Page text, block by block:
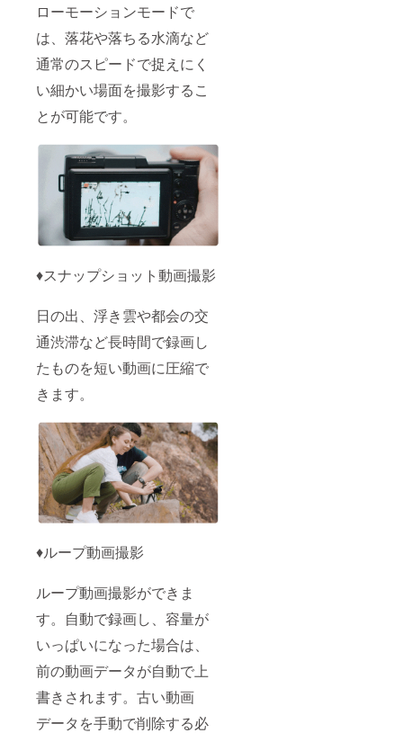
ローモーションモードで
は、落花や落ちる水滴など
通常のスピードで捉えにく
い細かい場面を撮影するこ
とが可能です。
♦スナップショット動画撮影
日の出、浮き雲や都会の交
通渋滞など長時間で録画し
たものを短い動画に圧縮で
きます。
♦ループ動画撮影
ループ動画撮影ができま
す。自動で録画し、容量が
いっぱいになった場合は、
前の動画データが自動で上
書きされます。古い動画
データを手動で削除する必